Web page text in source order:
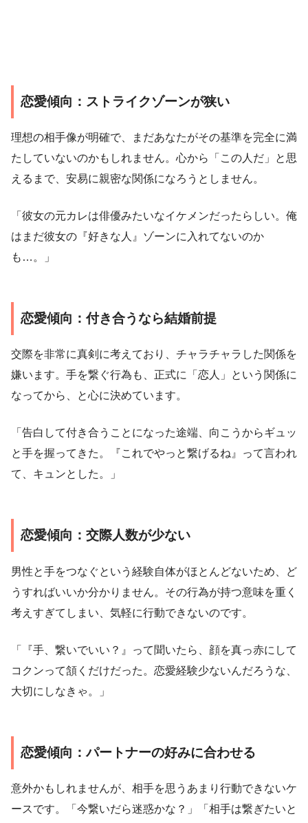
恋愛傾向：ストライクゾーンが狭い
理想の相手像が明確で、まだあなたがその基準を完全に満
たしていないのかもしれません。心から「この人だ」と思
えるまで、安易に親密な関係になろうとしません。
「彼女の元カレは俳優みたいなイケメンだったらしい。俺
はまだ彼女の『好きな人』ゾーンに入れてないのか
も…。」
恋愛傾向：付き合うなら結婚前提
交際を非常に真剣に考えており、チャラチャラした関係を
嫌います。手を繋ぐ行為も、正式に「恋人」という関係に
なってから、と心に決めています。
「告白して付き合うことになった途端、向こうからギュッ
と手を握ってきた。『これでやっと繋げるね』って言われ
て、キュンとした。」
恋愛傾向：交際人数が少ない
男性と手をつなぐという経験自体がほとんどないため、ど
うすればいいか分かりません。その行為が持つ意味を重く
考えすぎてしまい、気軽に行動できないのです。
「『手、繋いでいい？』って聞いたら、顔を真っ赤にして
コクンって頷くだけだった。恋愛経験少ないんだろうな、
大切にしなきゃ。」
恋愛傾向：パートナーの好みに合わせる
意外かもしれませんが、相手を思うあまり行動できないケ
ースです。「今繋いだら迷惑かな？」「相手は繋ぎたいと